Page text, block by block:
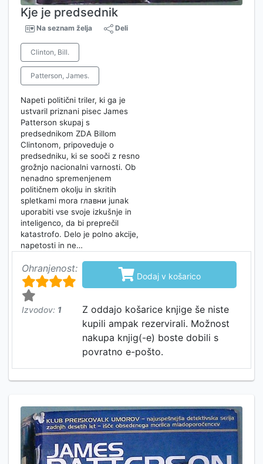
Kje je predsednik
Na seznam želja Deli
Clinton, Bill.
Patterson, James.
Napeti politični triler, ki ga je
ustvaril priznani pisec James
Patterson skupaj s
predsednikom ZDA Billom
Clintonom, pripoveduje o
predsedniku, ki se sooči z resno
grožnjo nacionalni varnosti. Ob
nenadno spremenjenem
političnem okolju in skritih
spletkami mora главни junak
uporabiti vse svoje izkušnje in
inteligenco, da bi preprečil
katastrofo. Delo je polno akcije,
napetosti in ne…
Ohranjenost:
Izvodov: 1
 Dodaj v košarico
Z oddajo košarice knjige še niste
kupili ampak rezervirali. Možnost
nakupa knjig(-e) boste dobili s
povratno e-pošto.